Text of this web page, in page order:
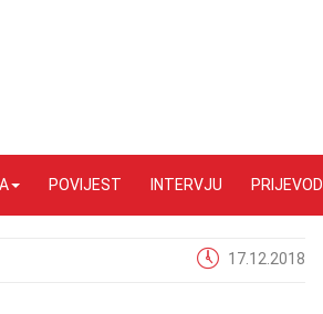
POVIJEST INTERVJU PRIJEVODI
17.12.2018